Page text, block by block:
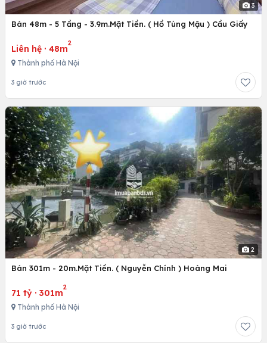
3
Bán 48m - 5 Tầng - 3.9m.Mặt Tiền. ( Hồ Tùng Mậu ) Cầu Giấy
Liên hệ · 48m
2
Thành phố Hà Nội
3 giờ trước
2
Bán 301m - 20m.Mặt Tiền. ( Nguyễn Chính ) Hoàng Mai
71 tỷ · 301m
2
Thành phố Hà Nội
3 giờ trước